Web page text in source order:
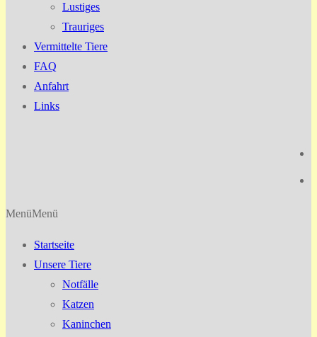
Lustiges
Trauriges
Vermittelte Tiere
FAQ
Anfahrt
Links
MenüMenü
Startseite
Unsere Tiere
Notfälle
Katzen
Kaninchen